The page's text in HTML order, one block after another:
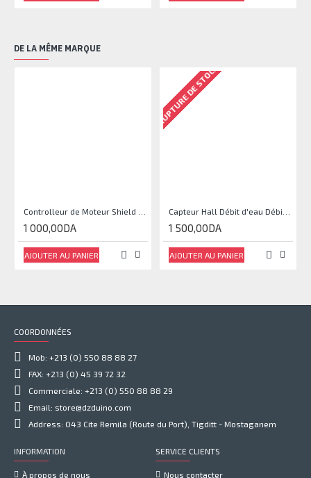
DE LA MÊME MARQUE
1 000,00DA
AJOUTER AU PANIER
RUPTURE DE STOCK
1 500,00DA
AJOUTER AU PANIER
COORDONNÉES
Mob: +213 (0) 550 88 88 27
FAX: +213 (0) 45 39 72 32
Commerciale: +213 (0) 550 88 88 29
Email: store@dzduino.com
Address: 043 Cite Remila (Route du Port), Tigditt - Mostaganem
INFORMATION
À propos de nous
SERVICE CLIENTS
Nous contacter